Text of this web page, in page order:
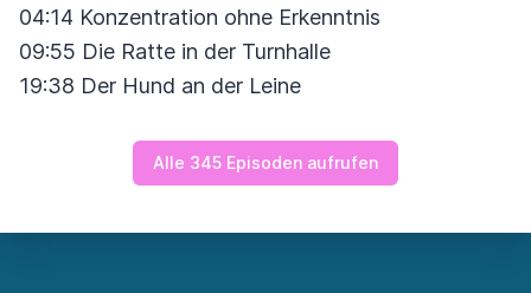
04:14 Konzentration ohne Erkenntnis
09:55 Die Ratte in der Turnhalle
19:38 Der Hund an der Leine
Alle 345 Episoden aufrufen